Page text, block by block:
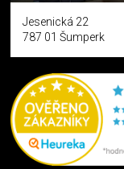
Jesenická 22
787 01 Šumperk